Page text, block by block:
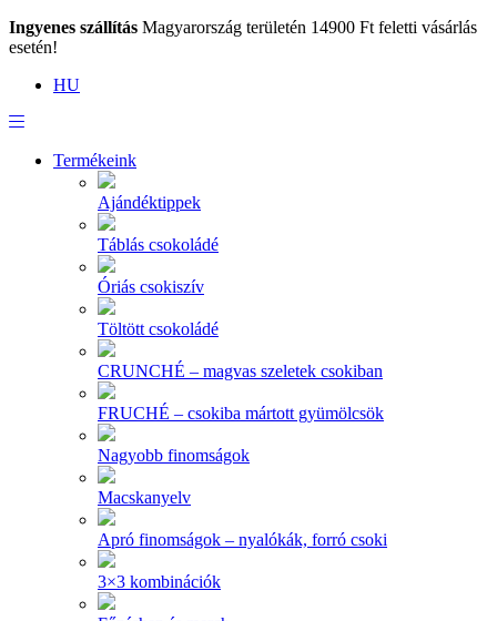
Ingyenes szállítás Magyarország területén 14900 Ft feletti vásárlás
esetén!
HU
Termékeink
Ajándéktippek
Táblás csokoládé
Óriás csokiszív
Töltött csokoládé
CRUNCHÉ – magvas szeletek csokiban
FRUCHÉ – csokiba mártott gyümölcsök
Nagyobb finomságok
Macskanyelv
Apró finomságok – nyalókák, forró csoki
3×3 kombinációk